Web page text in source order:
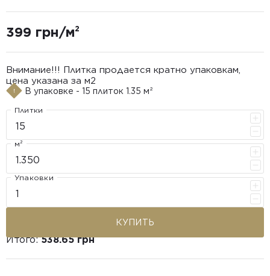
399 грн/м²
Внимание!!! Плитка продается кратно упаковкам,
цена указана за м2
В упаковке - 15 плиток 1.35 м²
Плитки
м²
Упаковки
КУПИТЬ
Итого:538.65 грн